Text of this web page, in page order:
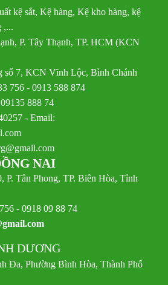
kệ sắt, Kệ hàng, Kệ kho hàng, kệ
,...
P. Tây Thạnh, TP. HCM (KCN
số 7, KCN Vĩnh Lộc, Bình Chánh
756 -0913 588 874
09135 888 74
- Email:
NAI
P. Tân Phong, TP. Biên Hòa, Tỉnh
- 0918 09 88 74
DƯƠNG
Đa, Phường Bình Hòa, Thành Phố